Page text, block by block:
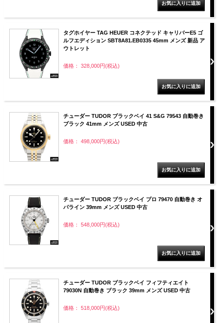
タグホイヤー TAG HEUER コネクテッド キャリバーE5 ゴ
ルフエディション SBT8A81.EB0335 45mm メンズ 新品 ア
ウトレット
価格： 328,000円(税込)
チューダー TUDOR ブラックベイ 41 S&G 79543 自動巻き
ブラック 41mm メンズ USED 中古
価格： 498,000円(税込)
チューダー TUDOR ブラックベイ プロ 79470 自動巻き オ
パライン 39mm メンズ USED 中古
価格： 548,000円(税込)
チューダー TUDOR ブラックベイ フィフティエイト
79030N 自動巻き ブラック 39mm メンズ USED 中古
価格： 518,000円(税込)